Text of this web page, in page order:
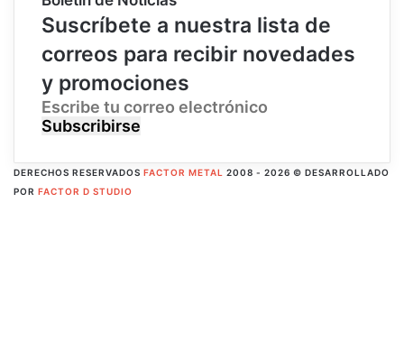
Suscríbete a nuestra lista de
correos para recibir novedades
y promociones
E
s
r
i
b
DERECHOS RESERVADOS FACTOR METAL
2008 - 2026 © DESARROLLADO
POR FACTOR D STUDIO